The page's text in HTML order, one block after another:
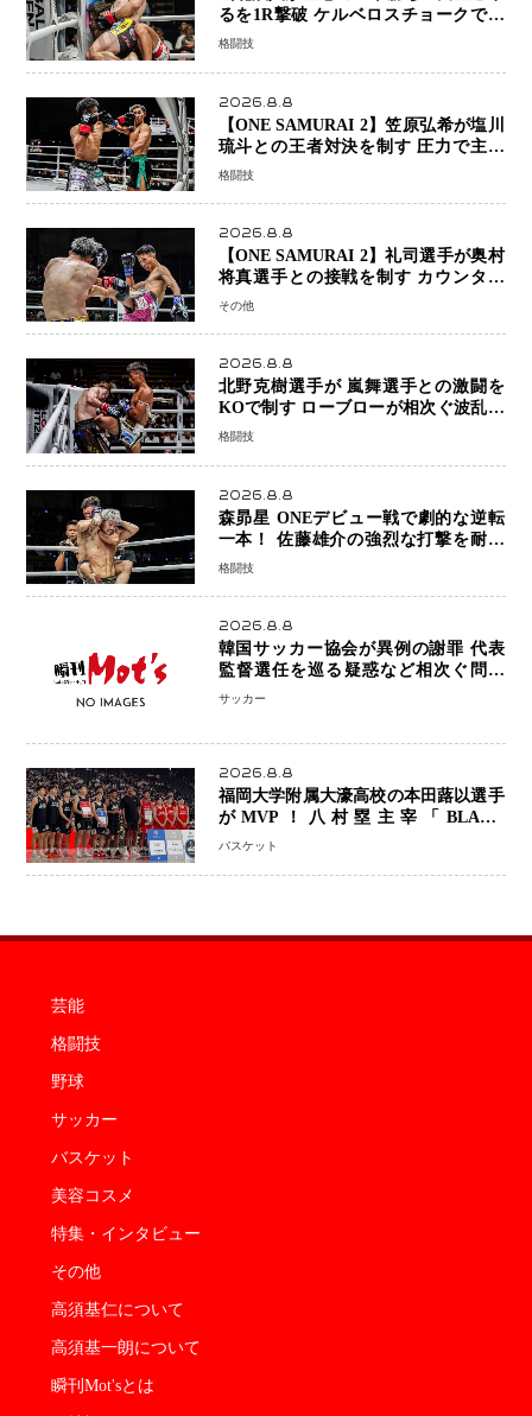
るを1R撃破 ケルベロスチョークで存
在感を示す
格闘技
2026.8.8
【ONE SAMURAI 2】笠原弘希が塩川
琉斗との王者対決を制す 圧力で主導
権を握り判定勝利
格闘技
2026.8.8
【ONE SAMURAI 2】礼司選手が奥村
将真選手との接戦を制す カウンター
と正確な打撃で判定勝利
その他
2026.8.8
北野克樹選手が 嵐舞選手との激闘を
KOで制す ローブローが相次ぐ波乱の
展開…涙の勝利「生まれてくる娘のた
格闘技
2026.8.8
森昴星 ONEデビュー戦で劇的な逆転
一本！ 佐藤雄介の強烈な打撃を耐え
抜き、リアネイキッドチョークで勝利
格闘技
2026.8.8
韓国サッカー協会が異例の謝罪 代表
監督選任を巡る疑惑など相次ぐ問題
「組織の刷新」誓う
サッカー
2026.8.8
福岡大学附属大濠高校の本田蕗以選手
がMVP！八村塁主宰「BLACK
SAMURAI SUMMIT 2026」で存在
なった」
バスケット
芸能
格闘技
野球
サッカー
バスケット
美容コスメ
特集・インタビュー
その他
高須基仁について
高須基一朗について
瞬刊Mot'sとは